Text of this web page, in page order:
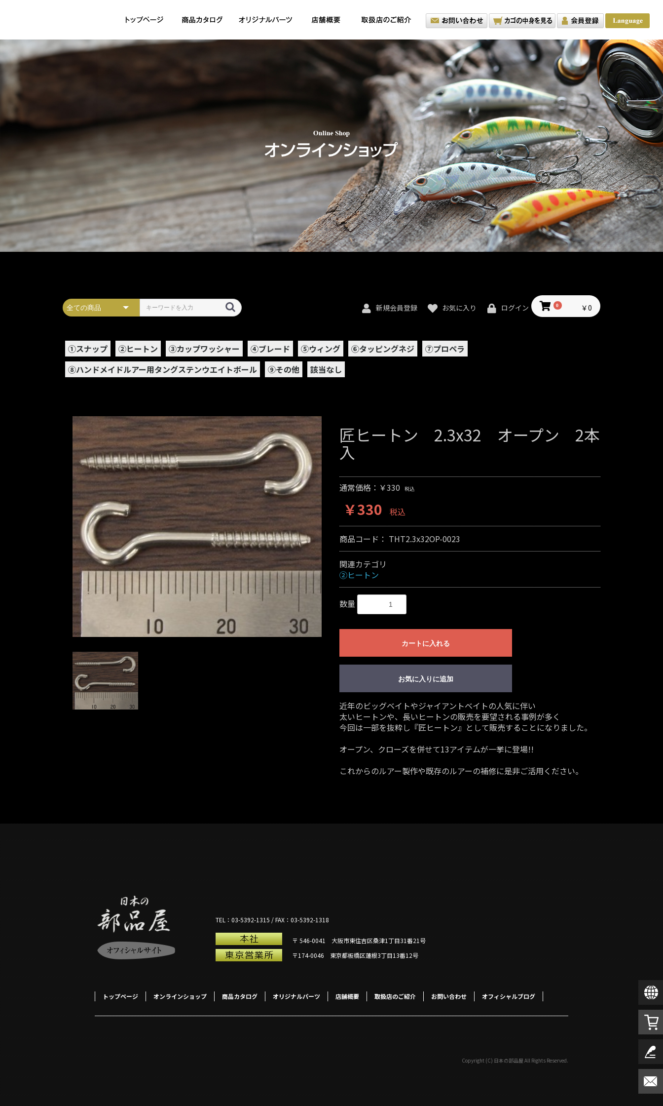
新規会員登録 お気に入り ログイン 0 ￥0
➀スナップ ②ヒートン ③カップワッシャー ④ブレード ⑤ウィング ⑥タッピングネジ
⑦プロペラ
⑧ハンドメイドルアー用タングステンウエイトボール
⑨その他 該当なし
匠ヒートン 2.3x32 オープン 2本
入
通常価格：￥330 税込
￥330 税込
商品コード： THT2.3x32OP-0023
関連カテゴリ
②ヒートン
数量
カートに入れる
お気に入りに追加
近年のビッグベイトやジャイアントベイトの人気に伴い
太いヒートンや、長いヒートンの販売を要望される事例が多く
今回は一部を抜粋し『匠ヒートン』として販売することになりました。
オープン、クローズを併せて13アイテムが一挙に登場!!
これからのルアー製作や既存のルアーの補修に是非ご活用ください。
トップページ オンラインショップ 商品カタログ オリジナルパーツ 店舗概要 取扱店のご紹介 お問い合わせ オフィシャルブログ
TEL：03-5392-1315 / FAX：03-5392-1318
〒 546-0041 大阪市東住吉区桑津1丁目31番21号
〒174-0046 東京都板橋区蓮根3丁目13番12号
Copyright (C) 日本の部品屋 All Rights Reserved.